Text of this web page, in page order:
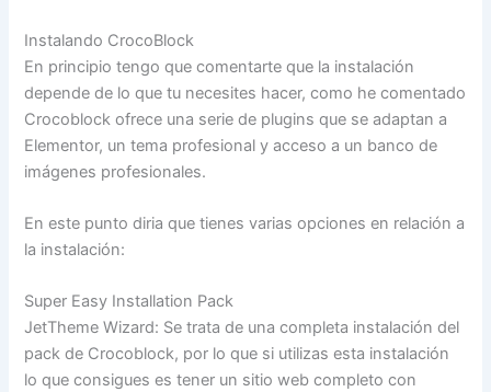
Instalando CrocoBlock
En principio tengo que comentarte que la instalación
depende de lo que tu necesites hacer, como he comentado
Crocoblock ofrece una serie de plugins que se adaptan a
Elementor, un tema profesional y acceso a un banco de
imágenes profesionales.
En este punto diria que tienes varias opciones en relación a
la instalación:
Super Easy Installation Pack
JetTheme Wizard: Se trata de una completa instalación del
pack de Crocoblock, por lo que si utilizas esta instalación
lo que consigues es tener un sitio web completo con